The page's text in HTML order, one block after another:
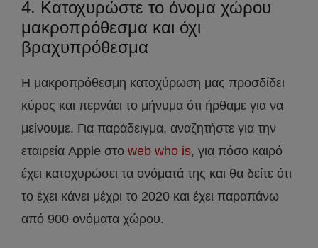
4. Κατοχυρώστε το όνομα χώρου
μακροπρόθεσμα και όχι
βραχυπρόθεσμα
Η μακροπρόθεσμη κατοχύρωση μας προσδίδει
κύρος και περνάει το μήνυμα ότι ήρθαμε για να
μείνουμε. Για παράδειγμα, αναζητήστε για την
εταιρεία Apple στο web who is, για πόσο καιρό
έχει κατοχυρώσει τα ονόματά της και θα δείτε ότι
το έχει κάνει μέχρι το 2020 και έχει παραπάνω
από 900 ονόματα χώρου.